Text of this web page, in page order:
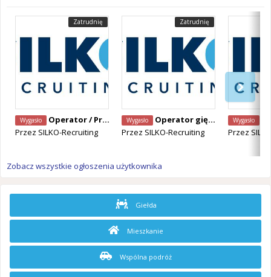
Zatrudnię
Wygasło
Operator / Programista CNC Mazak – Alken, Belgia
Przez SILKO-Recruiting
Zatrudnię
Wygasło
Operator giętarki CNC – Staden, Belgia
Przez SILKO-Recruiting
Wygasło
Przez
Zobacz wszystkie ogłoszenia użytkownika
Giełda
Mieszkanie
Wspólna podróż